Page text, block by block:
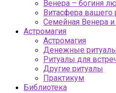
Венера – богиня
Витасфера вашего
Семейная Венера
Астромагия
Астромагия
Денежные
Ритуалы для
Другие ритуалы
Практикум
Библиотека